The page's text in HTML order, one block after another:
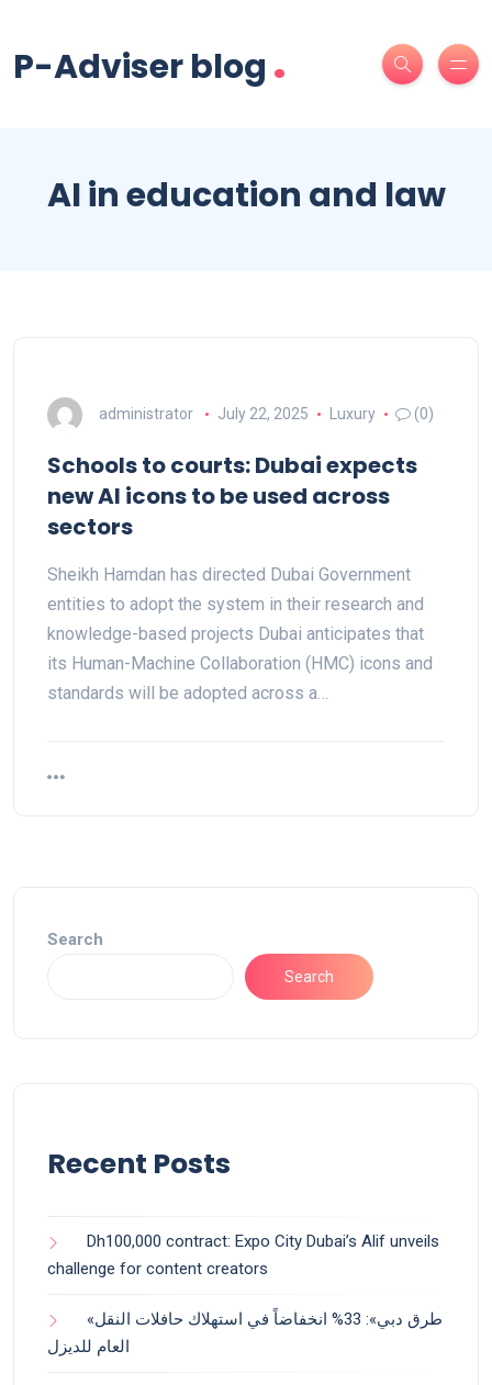
P-Adviser blog .
AI in education and law
administrator July 22, 2025 Luxury (0)
Schools to courts: Dubai expects
new AI icons to be used across
sectors
Sheikh Hamdan has directed Dubai Government
entities to adopt the system in their research and
knowledge-based projects Dubai anticipates that
its Human-Machine Collaboration (HMC) icons and
standards will be adopted across a…
Search
Search
Recent Posts
Dh100,000 contract: Expo City Dubai’s Alif unveils
challenge for content creators
«طرق دبي»: 33% انخفاضاً في استهلاك حافلات النقل
العام للديزل